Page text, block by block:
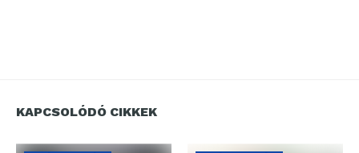
KAPCSOLÓDÓ CIKKEK